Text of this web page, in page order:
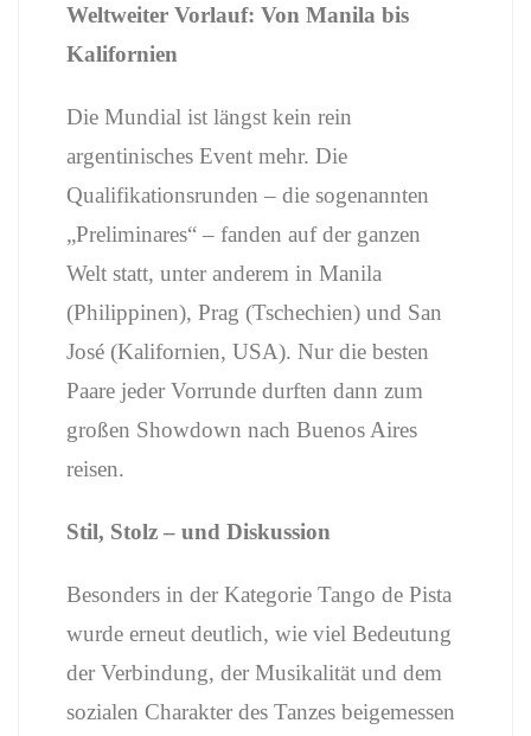
Weltweiter Vorlauf: Von Manila bis
Kalifornien
Die Mundial ist längst kein rein
argentinisches Event mehr. Die
Qualifikationsrunden – die sogenannten
„Preliminares“ – fanden auf der ganzen
Welt statt, unter anderem in Manila
(Philippinen), Prag (Tschechien) und San
José (Kalifornien, USA). Nur die besten
Paare jeder Vorrunde durften dann zum
großen Showdown nach Buenos Aires
reisen.
Stil, Stolz – und Diskussion
Besonders in der Kategorie Tango de Pista
wurde erneut deutlich, wie viel Bedeutung
der Verbindung, der Musikalität und dem
sozialen Charakter des Tanzes beigemessen